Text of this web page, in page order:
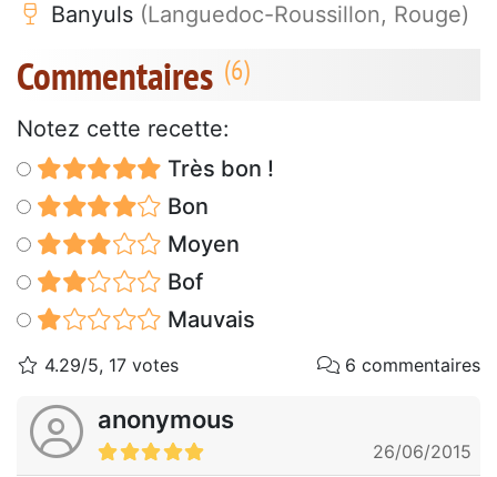
Banyuls (Languedoc-Roussillon, Rouge)
Commentaires
Notez cette recette:
Très bon !
Bon
Moyen
Bof
Mauvais
4.29/5, 17 votes 6 commentaires
anonymous
26/06/2015